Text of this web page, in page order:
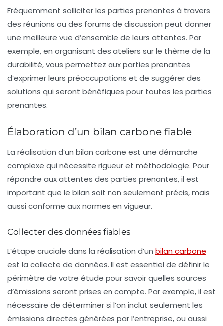
Fréquemment solliciter les parties prenantes à travers
des réunions ou des forums de discussion peut donner
une meilleure vue d’ensemble de leurs attentes. Par
exemple, en organisant des ateliers sur le thème de la
durabilité, vous permettez aux parties prenantes
d’exprimer leurs préoccupations et de suggérer des
solutions qui seront bénéfiques pour toutes les parties
prenantes.
Élaboration d’un bilan carbone fiable
La réalisation d’un bilan carbone est une démarche
complexe qui nécessite rigueur et méthodologie. Pour
répondre aux attentes des parties prenantes, il est
important que le bilan soit non seulement précis, mais
aussi conforme aux normes en vigueur.
Collecter des données fiables
L’étape cruciale dans la réalisation d’un bilan carbone
est la collecte de données. Il est essentiel de définir le
périmètre de votre étude pour savoir quelles sources
d’émissions seront prises en compte. Par exemple, il est
nécessaire de déterminer si l’on inclut seulement les
émissions directes générées par l’entreprise, ou aussi